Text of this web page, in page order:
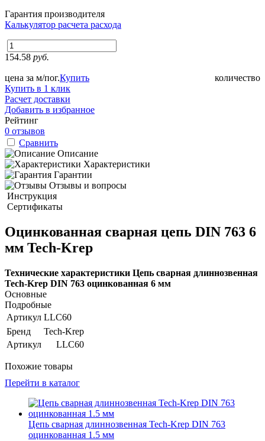
Гарантия производителя
Калькулятор расчета расхода
154.58 руб.
цена за м/пог. количество
Купить
Купить в 1 клик
Расчет доставки
Добавить в избранное
Рейтинг
0 отзывов
Сравнить
Описание
Характеристики
Гарантии
Отзывы и вопросы
Инструкция
Сертификаты
Оцинкованная сварная цепь DIN 763 6
мм Tech-Krep
Технические характеристики Цепь сварная длиннозвенная
Tech-Krep DIN 763 оцинкованная 6 мм
Основные
Подробные
Артикул LLC60
Бренд
Tech-Krep
Артикул
LLC60
Похожие товары
Перейти в каталог
Цепь сварная длиннозвенная Tech-Krep DIN 763
оцинкованная 1.5 мм